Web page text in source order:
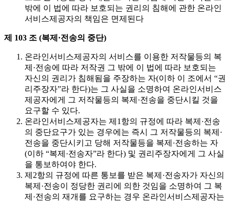
밖에 이 법에 따라 보호되는 권리의 침해에 관한 온라인
서비스제공자의 책임은 면제된다
제 103 조 (복제·전송의 중단)
온라인서비스제공자의 서비스를 이용한 저작물등의 복
제·전송에 따라 저작권 그 밖에 이 법에 따라 보호되는
자신의 권리가 침해됨을 주장하는 자(이하 이 조에서 “권
리주장자”라 한다)는 그 사실을 소명하여 온라인서비스
제공자에게 그 저작물등의 복제·전송을 중단시킬 것을
요구할 수 있다.
온라인서비스제공자는 제1항의 규정에 따라 복제·전송
의 중단요구가 있는 경우에는 즉시 그 저작물등의 복제·
전송을 중단시키고 당해 저작물등을 복제·전송하는 자
(이하 “복제·전송자”라 한다) 및 권리주장자에게 그 사실
을 통보하여야 한다.
제2항의 규정에 따른 통보를 받은 복제·전송자가 자신의
복제·전송이 정당한 권리에 의한 것임을 소명하여 그 복
제·전송의 재개를 요구하는 경우 온라인서비스제공자는